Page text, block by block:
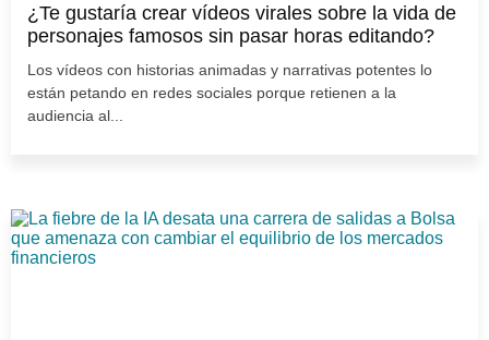
¿Te gustaría crear vídeos virales sobre la vida de
personajes famosos sin pasar horas editando?
Los vídeos con historias animadas y narrativas potentes lo
están petando en redes sociales porque retienen a la
audiencia al...